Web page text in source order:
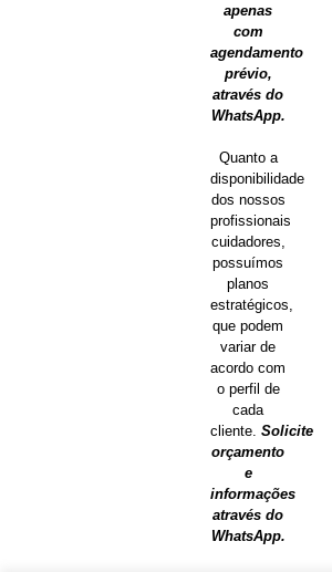
apenas
com
agendamento
prévio,
através do
WhatsApp.
Quanto a
disponibilidade
dos nossos
profissionais
cuidadores,
possuímos
planos
estratégicos,
que podem
variar de
acordo com
o perfil de
cada
cliente. Solicite
orçamento
e
informações
através do
WhatsApp.